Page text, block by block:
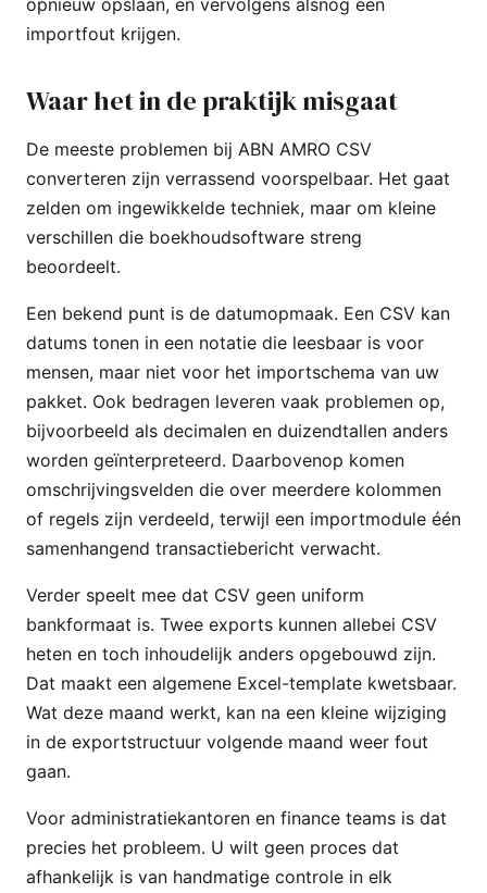
importfout krijgen.
Waar het in de praktijk misgaat
De meeste problemen bij ABN AMRO CSV
converteren zijn verrassend voorspelbaar. Het gaat
zelden om ingewikkelde techniek, maar om kleine
verschillen die boekhoudsoftware streng
beoordeelt.
Een bekend punt is de datumopmaak. Een CSV kan
datums tonen in een notatie die leesbaar is voor
mensen, maar niet voor het importschema van uw
pakket. Ook bedragen leveren vaak problemen op,
bijvoorbeeld als decimalen en duizendtallen anders
worden geïnterpreteerd. Daarbovenop komen
omschrijvingsvelden die over meerdere kolommen
of regels zijn verdeeld, terwijl een importmodule één
samenhangend transactiebericht verwacht.
Verder speelt mee dat CSV geen uniform
bankformaat is. Twee exports kunnen allebei CSV
heten en toch inhoudelijk anders opgebouwd zijn.
Dat maakt een algemene Excel-template kwetsbaar.
Wat deze maand werkt, kan na een kleine wijziging
in de exportstructuur volgende maand weer fout
gaan.
Voor administratiekantoren en finance teams is dat
precies het probleem. U wilt geen proces dat
afhankelijk is van handmatige controle in elk